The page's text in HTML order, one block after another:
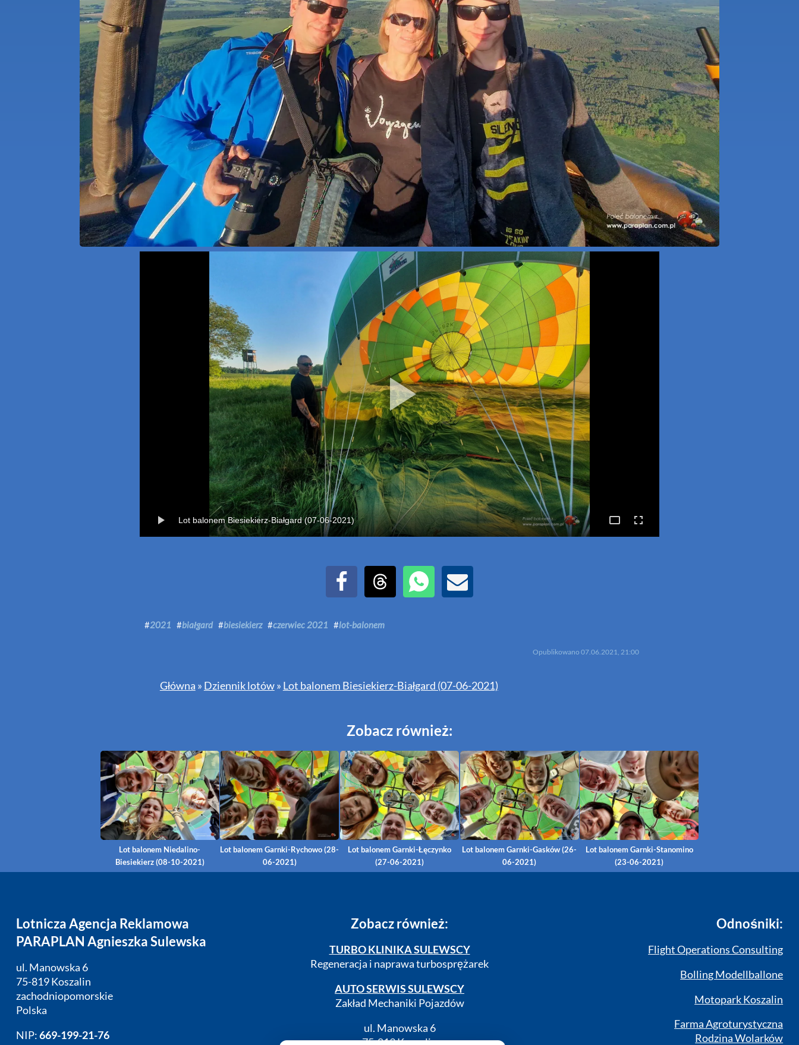
Lot balonem Biesiekierz-Białgard (07-06-2021)
#2021 #białgard #biesiekierz #czerwiec 2021 #lot-balonem
Opublikowano07.06.2021, 21:00
Główna » Dziennik lotów » Lot balonem Biesiekierz-Białgard (07-06-2021)
Zobacz również:
Lot balonem Niedalino-
Biesiekierz (08-10-2021)
Lot balonem Garnki-Rychowo (28-
06-2021)
Lot balonem Garnki-Łęczynko
(27-06-2021)
Lot balonem Garnki-Gasków (26-
06-2021)
Lot balonem Garnki-Stanomino
(23-06-2021)
Lotnicza Agencja Reklamowa
PARAPLAN Agnieszka Sulewska
ul. Manowska 6
75-819 Koszalin
zachodniopomorskie
Polska
NIP:669-199-21-76
Zobacz również:
TURBO KLINIKA SULEWSCY
Regeneracja i naprawa turbosprężarek
AUTO SERWIS SULEWSCY
Zakład Mechaniki Pojazdów
ul. Manowska 6
75-819 Koszalin
Odnośniki:
Flight Operations Consulting
Bolling Modellballone
Motopark Koszalin
Farma Agroturystyczna
Rodzina Wolarków